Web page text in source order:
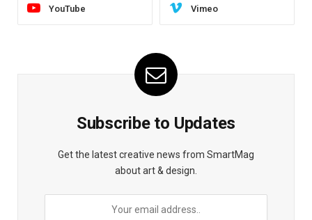
YouTube Vimeo
Subscribe to Updates
Get the latest creative news from SmartMag
about art & design.